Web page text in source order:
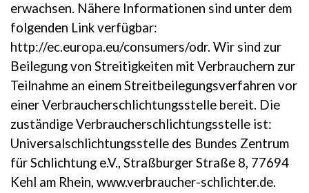
erwachsen. Nähere Informationen sind unter dem
folgenden Link verfügbar:
http://ec.europa.eu/consumers/odr. Wir sind zur
Beilegung von Streitigkeiten mit Verbrauchern zur
Teilnahme an einem Streitbeilegungsverfahren vor
einer Verbraucherschlichtungsstelle bereit. Die
zuständige Verbraucherschlichtungsstelle ist:
Universalschlichtungsstelle des Bundes Zentrum
für Schlichtung e.V., Straßburger Straße 8, 77694
Kehl am Rhein, www.verbraucher-schlichter.de.